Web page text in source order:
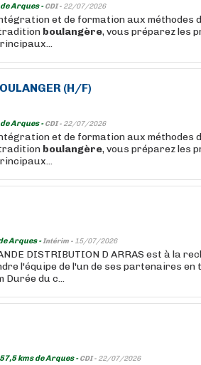
Arques -CDI - 22/07/2026
et de formation aux méthodes
boulangère, vous préparez les
(H/F)
Arques -CDI - 22/07/2026
et de formation aux méthodes
boulangère, vous préparez les
Arques -Intérim - 15/07/2026
DISTRIBUTION D ARRAS est à la
l'équipe de l'un de ses partenaires en
Durée du c...
kms de Arques -CDI - 22/07/2026